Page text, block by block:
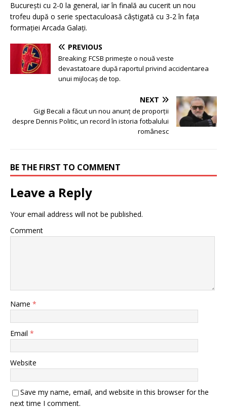
București cu 2-0 la general, iar în finală au cucerit un nou
trofeu după o serie spectaculoasă câștigată cu 3-2 în fața
formației Arcada Galați.
PREVIOUS
Breaking: FCSB primește o nouă veste
devastatoare după raportul privind accidentarea
unui mijlocaș de top.
NEXT
Gigi Becali a făcut un nou anunț de proporții
despre Dennis Politic, un record în istoria fotbalului
românesc
BE THE FIRST TO COMMENT
Leave a Reply
Your email address will not be published.
Comment
Name *
Email *
Website
Save my name, email, and website in this browser for the
next time I comment.